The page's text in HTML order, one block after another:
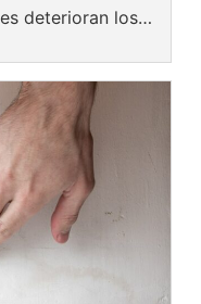
deterioran los…